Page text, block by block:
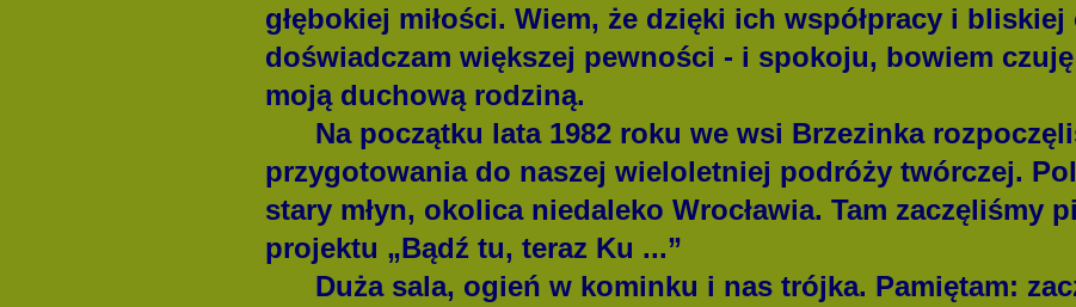
głębokiej miłości. Wiem, że dzięki ich współpracy i
doświadczam większej pewności - i spokoju, bowiem
moją duchową rodziną.
Na początku lata 1982 roku we wsi Brzezinka
przygotowania do naszej wieloletniej podróży twórczej.
stary młyn, okolica niedaleko Wrocławia. Tam zaczęliśmy
projektu „Bądź tu, teraz Ku ...”
Duża sala, ogień w kominku i nas trójka. Pamiętam: